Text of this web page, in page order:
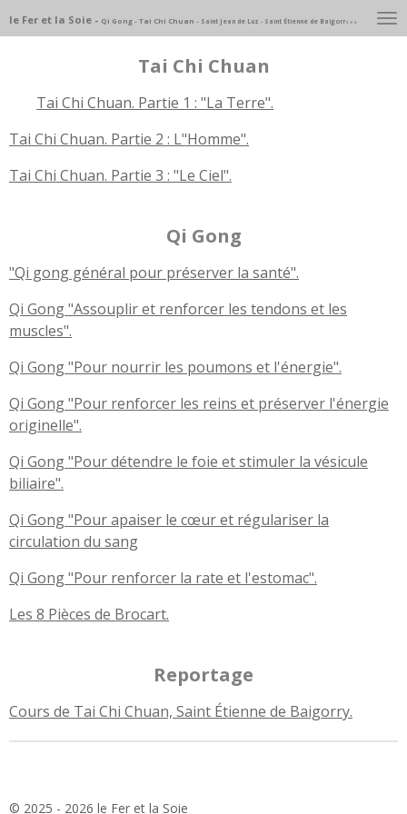
Passer
au
le Fer et la Soie - Qi Gong - Tai Chi Chuan - Saint Jean de Luz - Saint Étienne de Baigorry - Pays Basque
Tai Chi Chuan
Tai Chi Chuan. Partie 1 : "La Terre".
Tai Chi Chuan. Partie 2 : L"Homme".
Tai Chi Chuan. Partie 3 : "Le Ciel".
Qi Gong
"Qi gong général pour préserver la santé".
Qi Gong "Assouplir et renforcer les tendons et les
muscles".
Qi Gong "Pour nourrir les poumons et l'énergie".
Qi Gong "Pour renforcer les reins et préserver l'énergie
originelle".
Qi Gong "Pour détendre le foie et stimuler la vésicule
biliaire".
Qi Gong "Pour apaiser le cœur et régulariser la
circulation du sang
Qi Gong "Pour renforcer la rate et l'estomac".
Les 8 Pièces de Brocart.
Reportage
Cours de Tai Chi Chuan, Saint Étienne de Baigorry.
© 2025 - 2026 le Fer et la Soie